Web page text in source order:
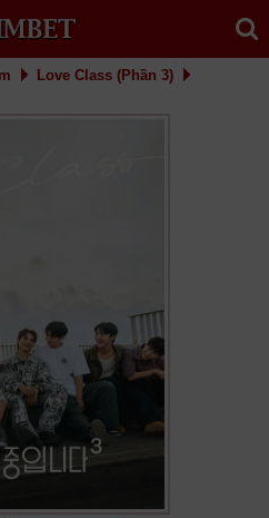
Love Class (Phần 3)